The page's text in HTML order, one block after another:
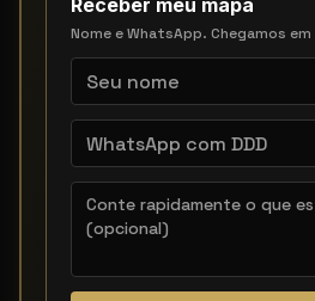
Receber meu mapa
Nome e WhatsApp. Chegamos